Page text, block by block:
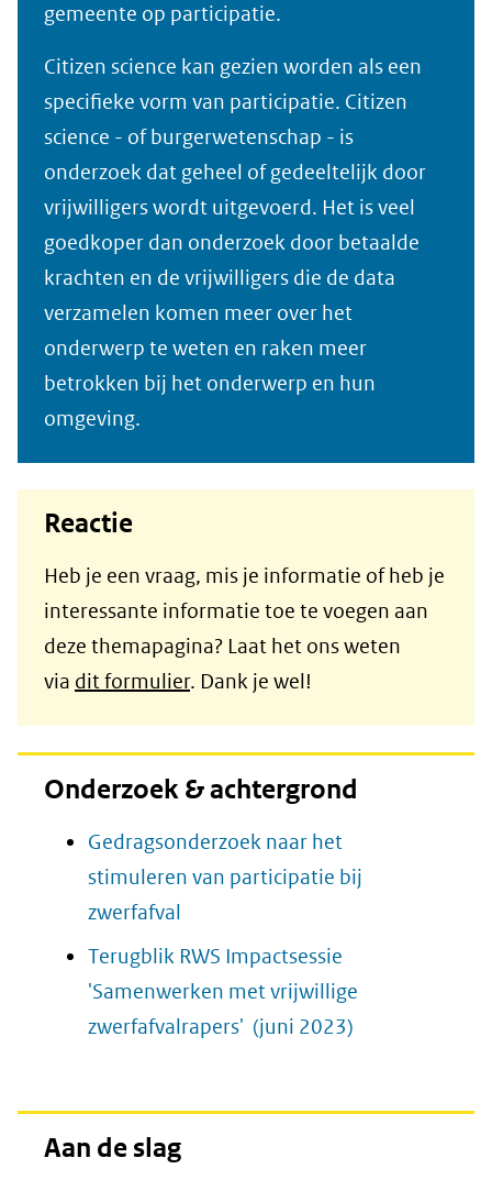
gemeente op participatie.
Citizen science kan gezien worden als een
specifieke vorm van participatie. Citizen
science - of burgerwetenschap - is
onderzoek dat geheel of gedeeltelijk door
vrijwilligers wordt uitgevoerd. Het is veel
goedkoper dan onderzoek door betaalde
krachten en de vrijwilligers die de data
verzamelen komen meer over het
onderwerp te weten en raken meer
betrokken bij het onderwerp en hun
omgeving.
Reactie
Heb je een vraag, mis je informatie of heb je
interessante informatie toe te voegen aan
deze themapagina? Laat het ons weten
via dit formulier. Dank je wel!
Onderzoek & achtergrond
Gedragsonderzoek naar het
stimuleren van participatie bij
zwerfafval
Terugblik RWS Impactsessie
'Samenwerken met vrijwillige
zwerfafvalrapers' (juni 2023)
Aan de slag